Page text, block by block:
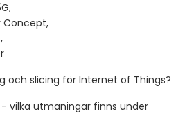
Concept,
och slicing för Internet of Things?
vilka utmaningar finns under